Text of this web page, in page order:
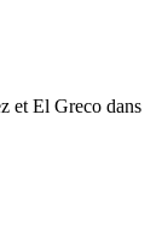
et El Greco dans